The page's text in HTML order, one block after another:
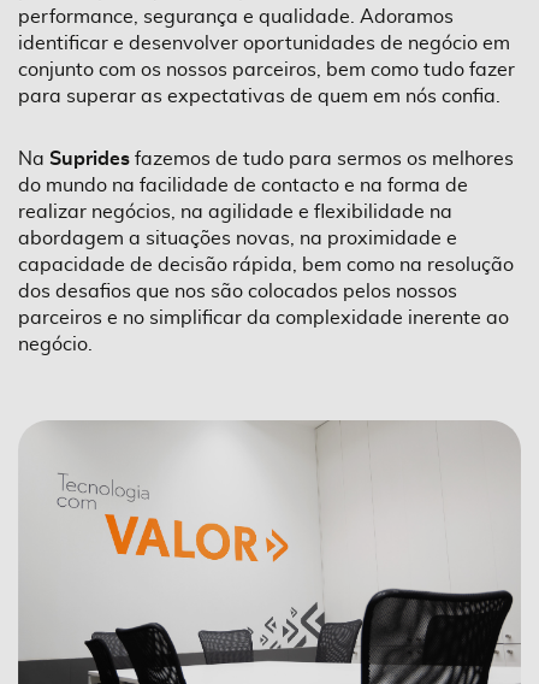
performance, segurança e qualidade. Adoramos
identificar e desenvolver oportunidades de negócio em
conjunto com os nossos parceiros, bem como tudo fazer
para superar as expectativas de quem em nós confia.
Na Suprides fazemos de tudo para sermos os melhores
do mundo na facilidade de contacto e na forma de
realizar negócios, na agilidade e flexibilidade na
abordagem a situações novas, na proximidade e
capacidade de decisão rápida, bem como na resolução
dos desafios que nos são colocados pelos nossos
parceiros e no simplificar da complexidade inerente ao
negócio.